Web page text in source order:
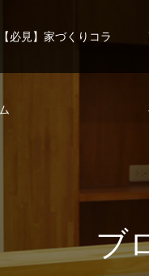
【必見】家づくりコラ
ム
ブ